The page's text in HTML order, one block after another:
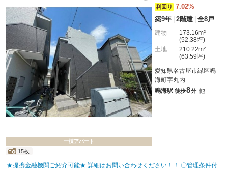
一棟アパート
15枚
利回り
7.02%
築9年 2階建 全8戸
建物
173.16m²
(52.38坪)
土地
210.22m²
(63.59坪)
愛知県名古屋市緑区鳴
海町字丸内
鳴海駅 徒歩8分 他
★提携金融機関ご紹介可能★ 詳細はお問い合わせください！！ 〇管理条件付